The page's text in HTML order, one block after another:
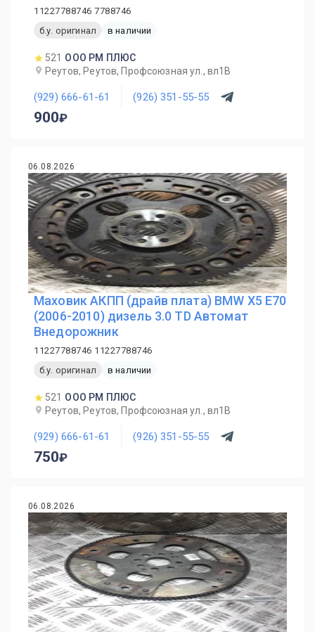
11227788746 7788746
б.у. оригинал
в наличии
521 ООО РМ ПЛЮС
Реутов, Реутов, Профсоюзная ул., вл1В
(929) 666-61-61 (926) 351-55-55
900
06.08.2026
Маховик АКПП (драйв плата) BMW X5 E70
(2006-2010) дизель 3.0 TD Автомат
Внедорожник
11227788746 11227788746
б.у. оригинал
в наличии
521 ООО РМ ПЛЮС
Реутов, Реутов, Профсоюзная ул., вл1В
(929) 666-61-61 (926) 351-55-55
750
06.08.2026